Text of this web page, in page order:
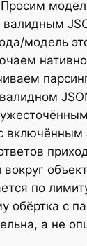
Просим
валидным
модель
включённым
вокруг
по
обёртка с
а не